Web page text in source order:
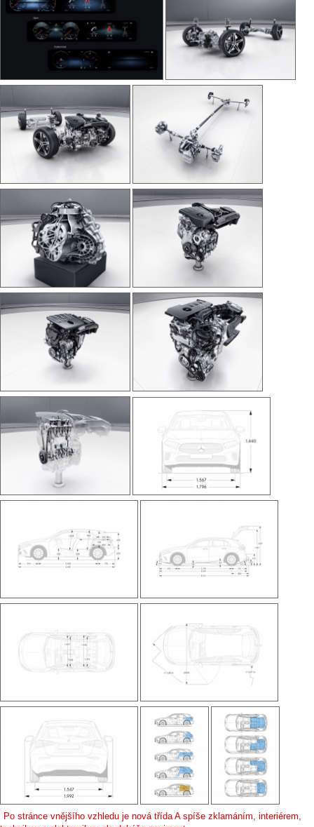
Po stránce vnějšího vzhledu je nová třída A spíše zklamáním, interiérem,